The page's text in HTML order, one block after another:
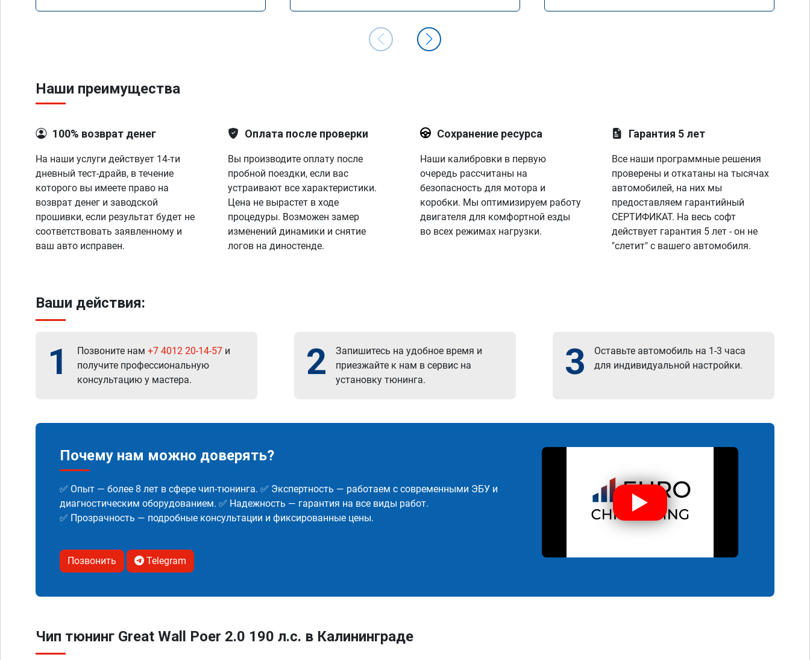
Наши преимущества
100% возврат денег
На наши услуги действует 14-ти
дневный тест-драйв, в течение
которого вы имеете право на
возврат денег и заводской
прошивки, если результат будет не
соответствовать заявленному и
ваш авто исправен.
Оплата после проверки
Вы производите оплату после
пробной поездки, если вас
устраивают все характеристики.
Цена не вырастет в ходе
процедуры. Возможен замер
изменений динамики и снятие
логов на диностенде.
Сохранение ресурса
Наши калибровки в первую
очередь рассчитаны на
безопасность для мотора и
коробки. Мы оптимизируем работу
двигателя для комфортной езды
во всех режимах нагрузки.
Гарантия 5 лет
Все наши программные решения
проверены и откатаны на тысячах
автомобилей, на них мы
предоставляем гарантийный
СЕРТИФИКАТ. На весь софт
действует гарантия 5 лет - он не
"слетит" с вашего автомобиля.
Ваши действия:
1 Позвоните нам +7 4012 20-14-57 и
получите профессиональную
консультацию у мастера.
2
Запишитесь на удобное время и
приезжайте к нам в сервис на
установку тюнинга.
3
Оставьте автомобиль на 1-3 часа
для индивидуальной настройки.
Почему нам можно доверять?
✅ Опыт — более 8 лет в сфере чип-тюнинга. ✅ Экспертность — работаем с современными ЭБУ и
диагностическим оборудованием. ✅ Надежность — гарантия на все виды работ.
✅ Прозрачность — подробные консультации и фиксированные цены.
Позвонить Telegram
Чип тюнинг Great Wall Poer 2.0 190 л.с. в Калининграде